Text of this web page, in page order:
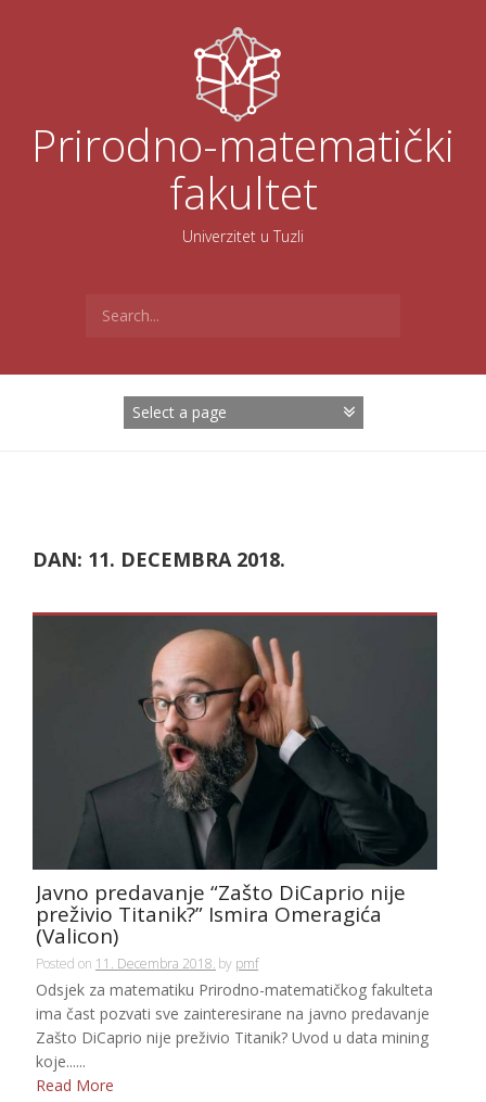
Prirodno-matematički
fakultet
Univerzitet u Tuzli
for:
DAN: 11. DECEMBRA 2018.
Javno predavanje “Zašto DiCaprio nije
preživio Titanik?” Ismira Omeragića
(Valicon)
Posted on 11. Decembra 2018. by pmf
Odsjek za matematiku Prirodno-matematičkog fakulteta
ima čast pozvati sve zainteresirane na javno predavanje
Zašto DiCaprio nije preživio Titanik? Uvod u data mining
koje......
Read More